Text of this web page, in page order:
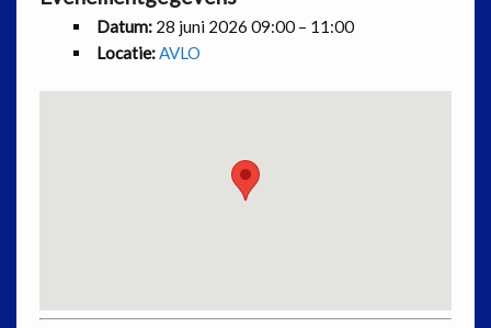
Datum: 28 juni 2026 09:00 – 11:00
Locatie:AVLO